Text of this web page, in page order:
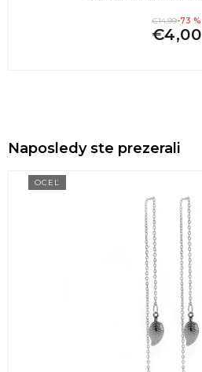
€14,99-73 %
€4,00
Naposledy ste prezerali
OCEĽ